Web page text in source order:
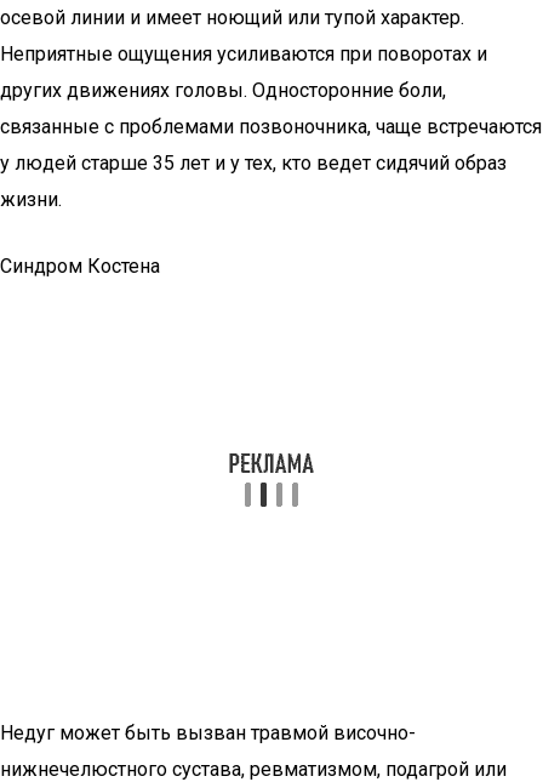
осевой линии и имеет ноющий или тупой характер.
Неприятные ощущения усиливаются при поворотах и
других движениях головы. Односторонние боли,
связанные с проблемами позвоночника, чаще встречаются
у людей старше 35 лет и у тех, кто ведет сидячий образ
жизни.
Синдром Костена
Недуг может быть вызван травмой височно-
нижнечелюстного сустава, ревматизмом, подагрой или